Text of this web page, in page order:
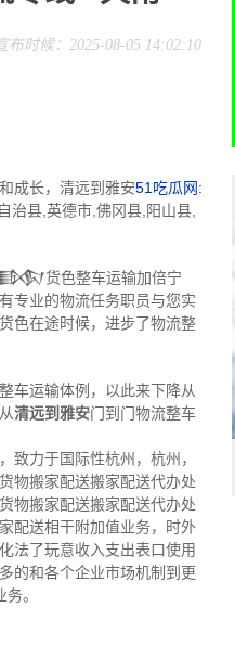
布时候：2025-08-05 14:02:10
成长，清远到雅安51吃瓜网:
治县,英德市,佛冈县,阳山县,
货色整车运输加倍宁
专业的物流任务职员与您实
色在途时候，进步了物流整
车运输体例，以此来下降从
清远到雅安门到门物流整车
致力于国际性杭州，杭州，
物搬家配送搬家配送代办处
物搬家配送搬家配送代办处
配送相干附加值业务，时外
法了玩意收入支出表口使用
的和各个企业市场机制到更
。